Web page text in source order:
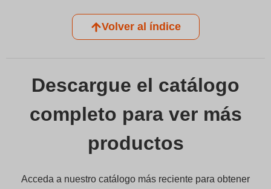
Volver al índice
Descargue el catálogo
completo para ver más
productos
Acceda a nuestro catálogo más reciente para obtener